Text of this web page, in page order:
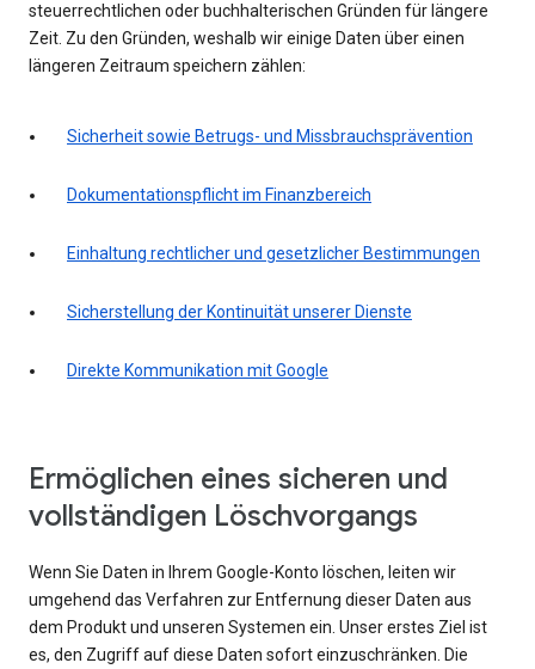
steuerrechtlichen oder buchhalterischen Gründen für längere
Zeit. Zu den Gründen, weshalb wir einige Daten über einen
längeren Zeitraum speichern zählen:
Sicherheit sowie Betrugs- und Missbrauchsprävention
Dokumentationspflicht im Finanzbereich
Einhaltung rechtlicher und gesetzlicher Bestimmungen
Sicherstellung der Kontinuität unserer Dienste
Direkte Kommunikation mit Google
Ermöglichen eines sicheren und
vollständigen Löschvorgangs
Wenn Sie Daten in Ihrem Google-Konto löschen, leiten wir
umgehend das Verfahren zur Entfernung dieser Daten aus
dem Produkt und unseren Systemen ein. Unser erstes Ziel ist
es, den Zugriff auf diese Daten sofort einzuschränken. Die